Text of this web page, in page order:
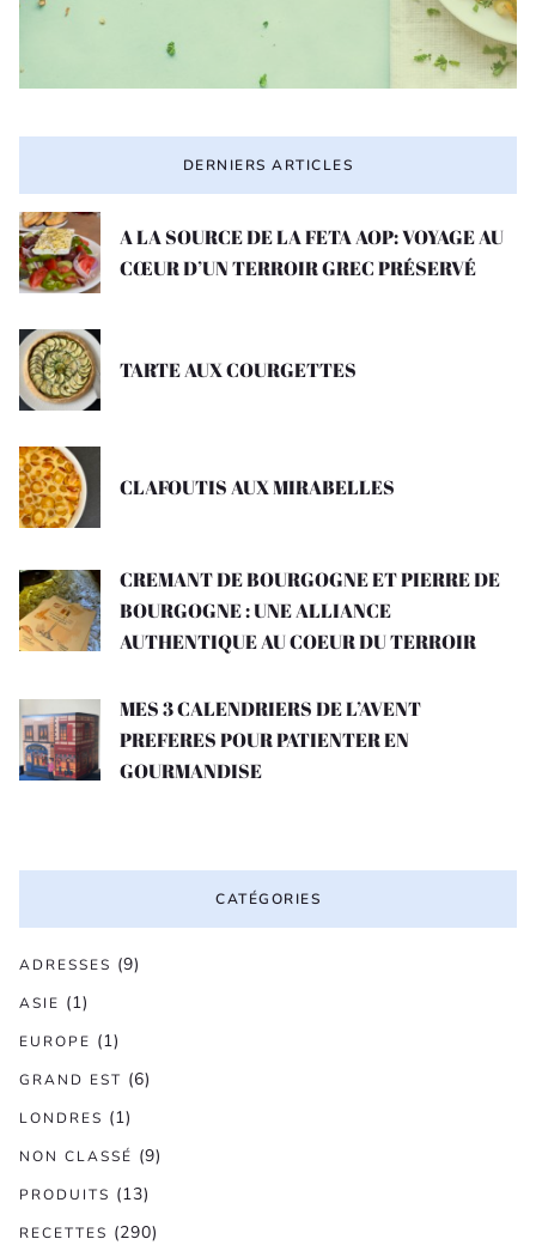
DERNIERS ARTICLES
A LA SOURCE DE LA FETA AOP: VOYAGE AU
CŒUR D’UN TERROIR GREC PRÉSERVÉ
TARTE AUX COURGETTES
CLAFOUTIS AUX MIRABELLES
CREMANT DE BOURGOGNE ET PIERRE DE
BOURGOGNE : UNE ALLIANCE
AUTHENTIQUE AU COEUR DU TERROIR
MES 3 CALENDRIERS DE L’AVENT
PREFERES POUR PATIENTER EN
GOURMANDISE
CATÉGORIES
ADRESSES (9)
ASIE (1)
EUROPE (1)
GRAND EST (6)
LONDRES (1)
NON CLASSÉ (9)
PRODUITS (13)
RECETTES (290)